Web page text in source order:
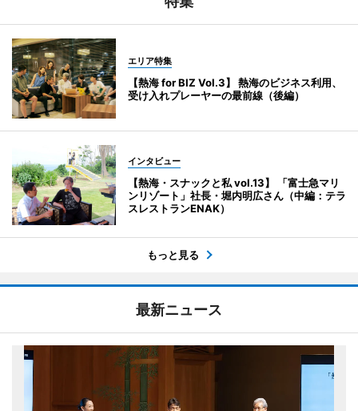
エリア特集
【熱海 for BIZ Vol.3】 熱海のビジネス利用、
受け入れプレーヤーの最前線（後編）
インタビュー
【熱海・スナックと私 vol.13】 「富士急マリ
ンリゾート」社長・堀内明広さん（中編：テラ
スレストランENAK）
もっと見る
最新ニュース